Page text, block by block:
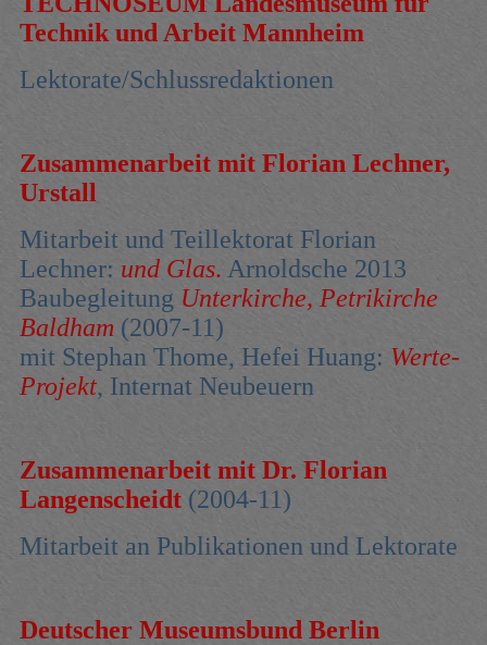
Technik und Arbeit Mannheim
Lektorate/Schlussredaktionen
Zusammenarbeit mit Florian Lechner,
Urstall
Mitarbeit und Teillektorat Florian
Lechner: und Glas. Arnoldsche 2013
Baubegleitung Unterkirche, Petrikirche
Baldham (2007-11)
mit Stephan Thome, Hefei Huang: Werte-
Projekt, Internat Neubeuern
Zusammenarbeit mit Dr. Florian
Langenscheidt(2004-11)
Mitarbeit an Publikationen und Lektorate
Deutscher Museumsbund Berlin